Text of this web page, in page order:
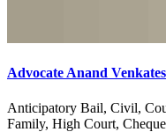
Advocate Anand
Anticipatory Bail, Civil,
Family, High Court,